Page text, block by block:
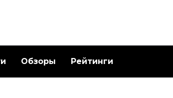
Обзоры Рейтинги